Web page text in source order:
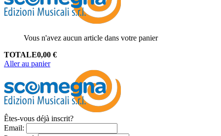
Vous n'avez aucun article dans votre panier
TOTALE0,00 €
Aller au panier
Êtes-vous déjà inscrit?
Email: